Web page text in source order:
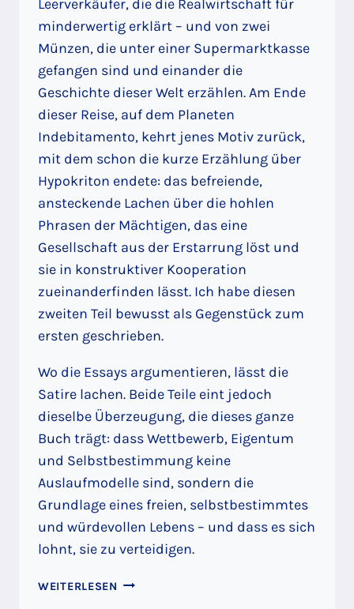
Leerverkäufer, die die Realwirtschaft für
minderwertig erklärt – und von zwei
Münzen, die unter einer Supermarktkasse
gefangen sind und einander die
Geschichte dieser Welt erzählen. Am Ende
dieser Reise, auf dem Planeten
Indebitamento, kehrt jenes Motiv zurück,
mit dem schon die kurze Erzählung über
Hypokriton endete: das befreiende,
ansteckende Lachen über die hohlen
Phrasen der Mächtigen, das eine
Gesellschaft aus der Erstarrung löst und
sie in konstruktiver Kooperation
zueinanderfinden lässt. Ich habe diesen
zweiten Teil bewusst als Gegenstück zum
ersten geschrieben.
Wo die Essays argumentieren, lässt die
Satire lachen. Beide Teile eint jedoch
dieselbe Überzeugung, die dieses ganze
Buch trägt: dass Wettbewerb, Eigentum
und Selbstbestimmung keine
Auslaufmodelle sind, sondern die
Grundlage eines freien, selbstbestimmtes
und würdevollen Lebens – und dass es sich
lohnt, sie zu verteidigen.
WEITERLESEN WETTBEWERB